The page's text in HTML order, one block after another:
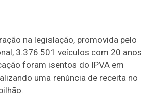
na legislação, promovida pelo
3.376.501 veículos com 20 anos
foram isentos do IPVA em
uma renúncia de receita no